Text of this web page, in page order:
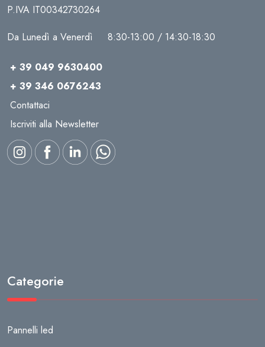
P.IVA IT00342730264
Da Lunedì a Venerdì 8:30-13:00 / 14:30-18:30
+ 39 049 9630400
+ 39 346 0676243
Contattaci
Iscriviti alla Newsletter
Categorie
Pannelli led